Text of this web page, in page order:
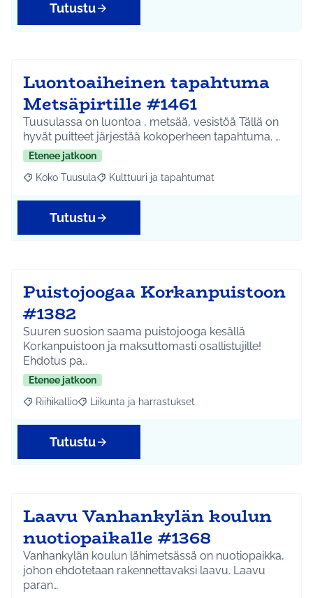
Tutustu
Luontoaiheinen tapahtuma
Metsäpirtille #1461
Tuusulassa on luontoa , metsää, vesistöä Tällä on
hyvät puitteet järjestää kokoperheen tapahtuma. …
Etenee jatkoon
Rajaa tulokset aihepiirin mukaan: Koko Tuusula
Koko Tuusula Rajaa tulokset teeman mukaan: Kulttuuri ja
Kulttuuri ja tapahtumat
Tutustu
Puistojoogaa Korkanpuistoon
#1382
Suuren suosion saama puistojooga kesällä
Korkanpuistoon ja maksuttomasti osallistujille!
Ehdotus pa…
Etenee jatkoon
Rajaa tulokset aihepiirin mukaan: Riihikallio
Riihikallio Rajaa tulokset teeman mukaan: Liikunta ja
Liikunta ja harrastukset
Tutustu
Laavu Vanhankylän koulun
nuotiopaikalle #1368
Vanhankylän koulun lähimetsässä on nuotiopaikka,
johon ehdotetaan rakennettavaksi laavu. Laavu
paran…